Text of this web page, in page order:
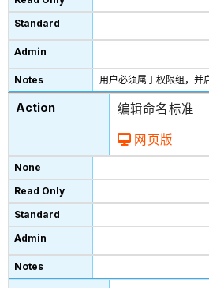
用户必须属于权限组，并
编辑命名标准
网页版